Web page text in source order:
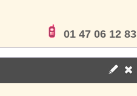
01 47 06 12 83